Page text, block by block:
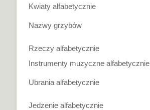
Kwiaty alfabetycznie
Nazwy grzybów
Rzeczy alfabetycznie
Instrumenty muzyczne alfabetycznie
Ubrania alfabetycznie
Jedzenie alfabetycznie